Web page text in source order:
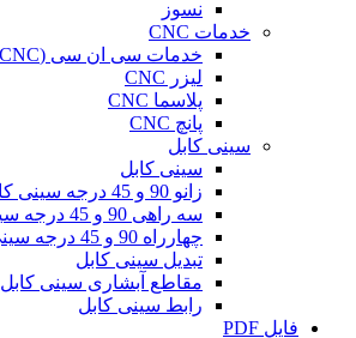
نسوز
خدمات CNC
خدمات سی ان سی (CNC)
لیزر CNC
پلاسما CNC
پانچ CNC
سینی کابل
سینی کابل
زانو 90 و 45 درجه سینی کابل افقی
سه راهی 90 و 45 درجه سینی کابل
چهارراه 90 و 45 درجه سینی کابل
تبدیل سینی کابل
مقاطع آبشاری سینی کابل
رابط سینی کابل
فایل PDF